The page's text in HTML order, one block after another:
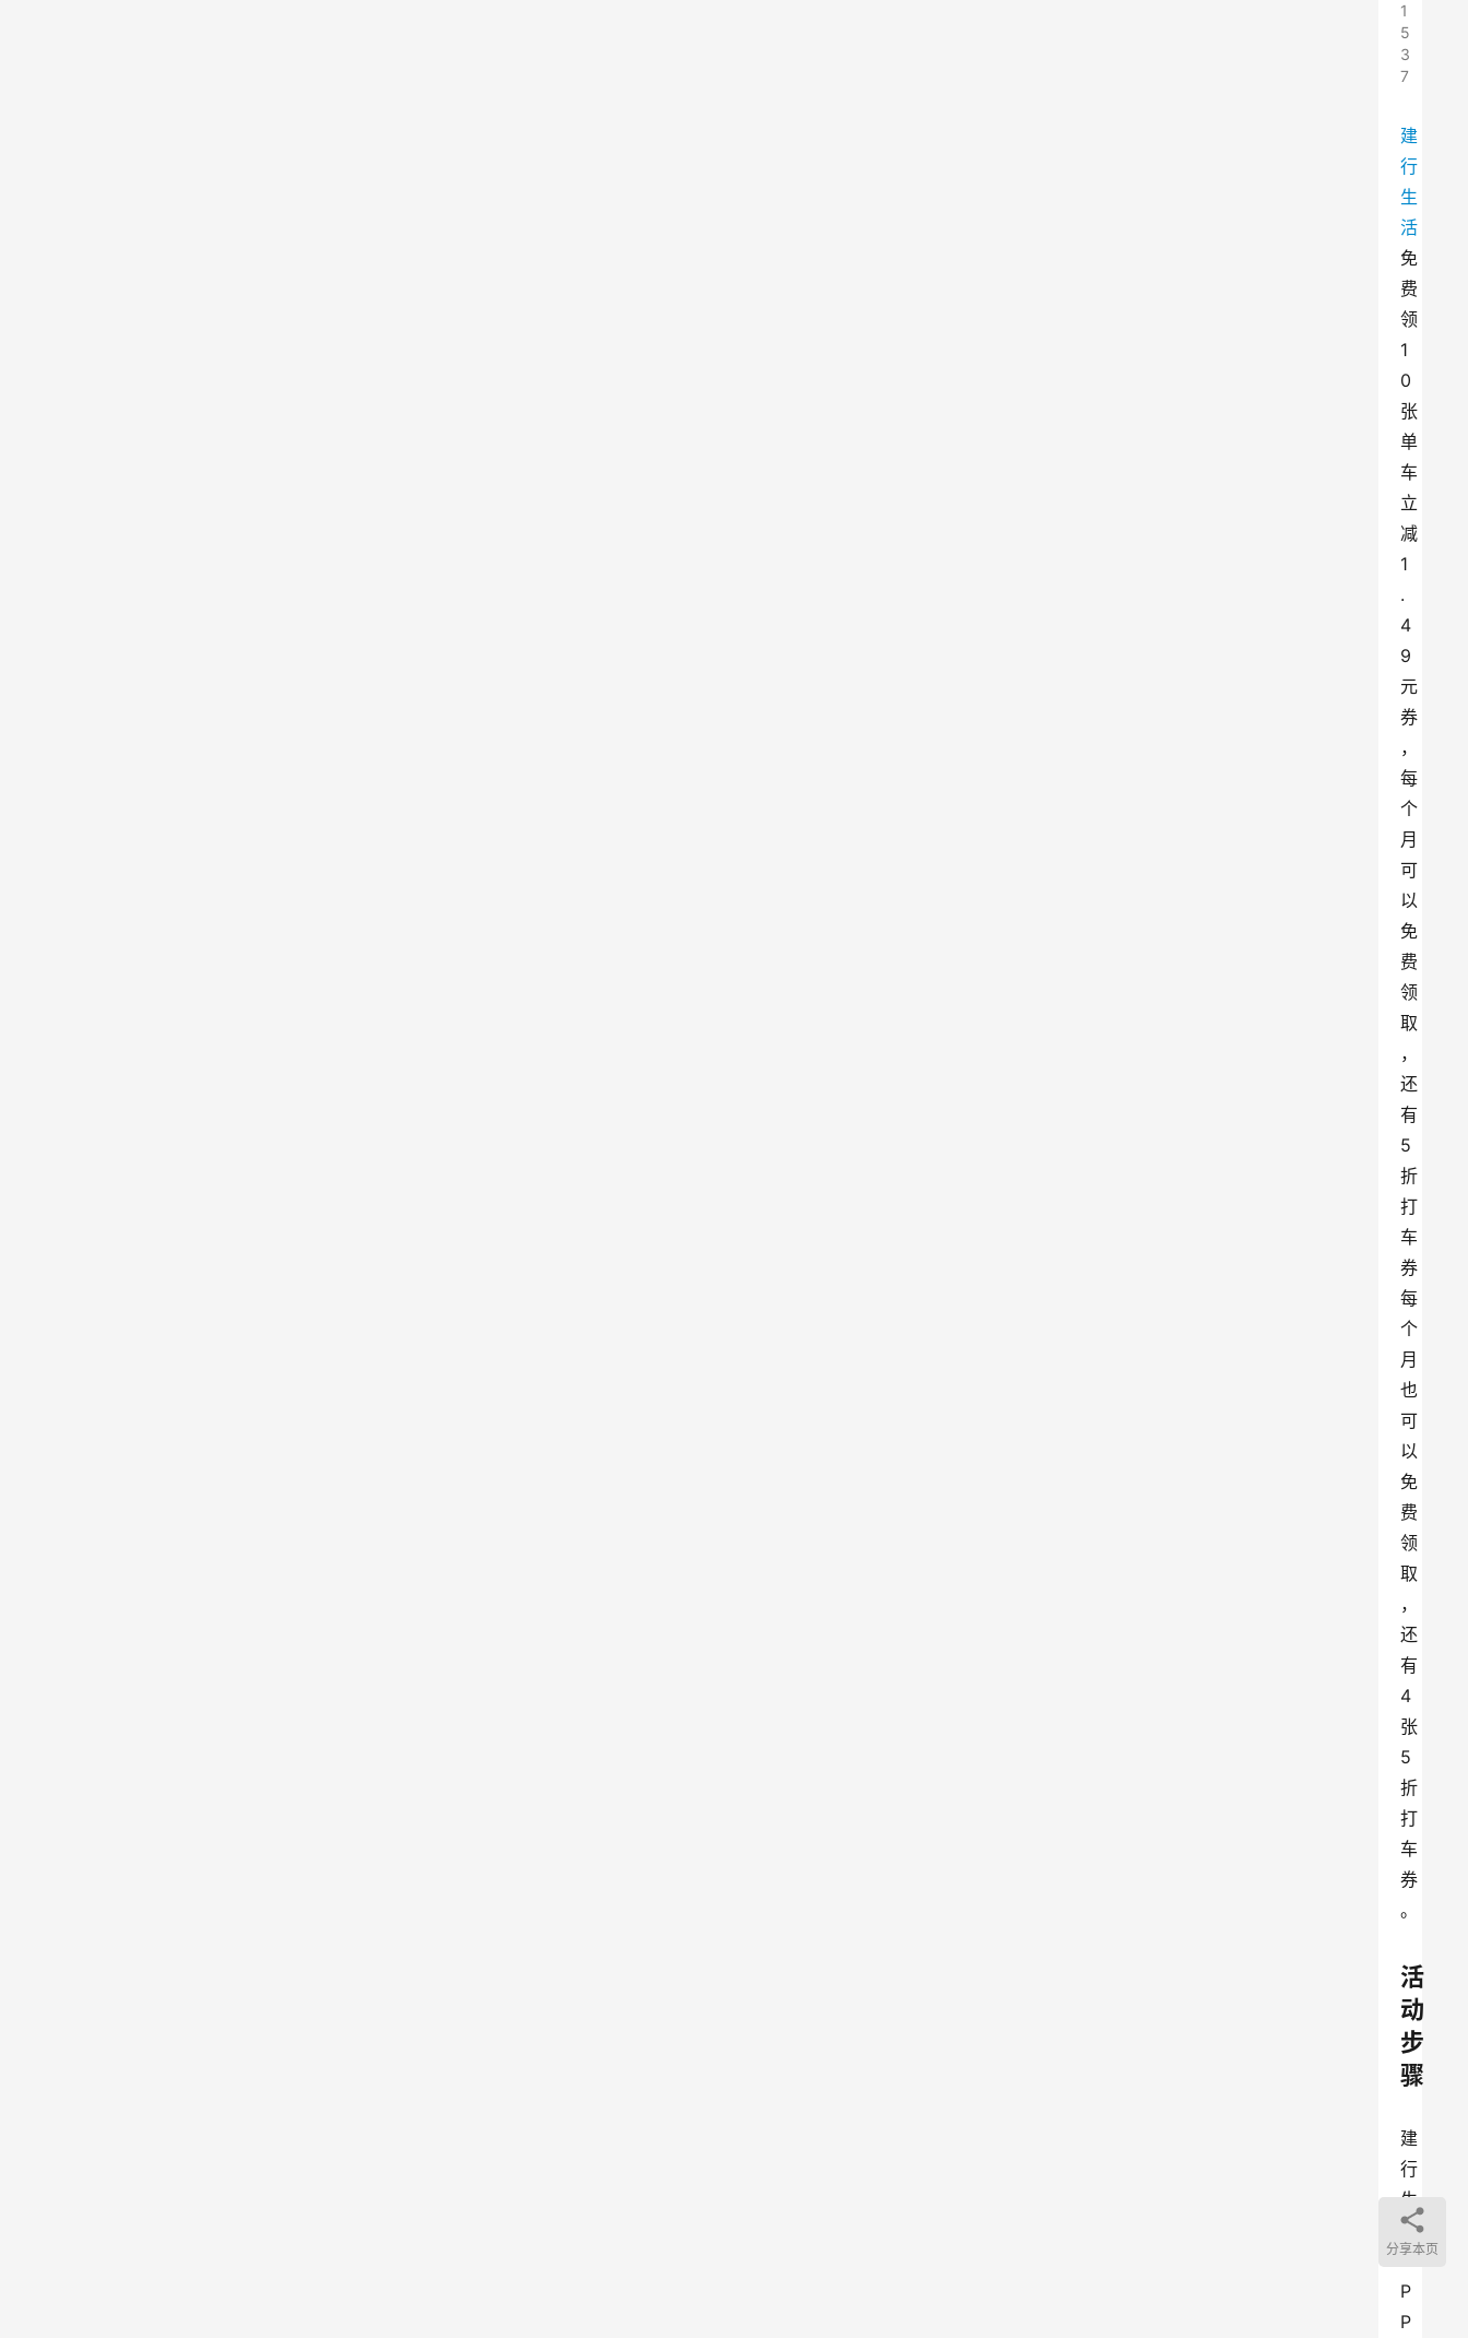
1
5
3
7
建
行
生
活
免
费
领
1
0
张
单
车
立
减
1
.
4
9
元
券
，
每
个
月
可
以
免
费
领
取
，
还
有
5
折
打
车
券
每
个
月
也
可
以
免
费
领
取
，
还
有
4
张
5
折
打
车
券
。
活
动
步
骤
建
行
生
活
A
P
P
分享本页